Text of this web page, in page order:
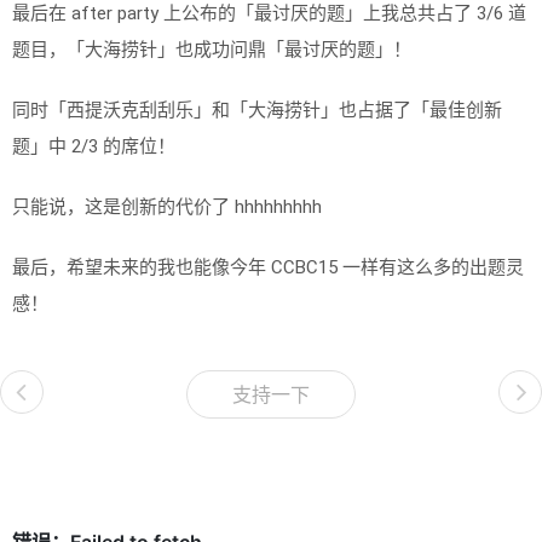
最后在 after party 上公布的「最讨厌的题」上我总共占了 3/6 道
题目，「大海捞针」也成功问鼎「最讨厌的题」！
同时「西提沃克刮刮乐」和「大海捞针」也占据了「最佳创新
题」中 2/3 的席位！
只能说，这是创新的代价了 hhhhhhhhh
最后，希望未来的我也能像今年 CCBC15 一样有这么多的出题灵
感！
支持一下